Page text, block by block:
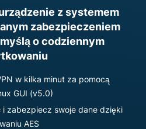
z systemem
zabezpieczeniem
o codziennym
w kilka minut za pomocą
GUI (v5.0)
zabezpiecz swoje dane dzięki
AES